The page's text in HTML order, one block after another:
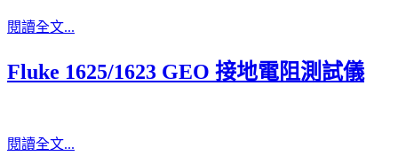
閱讀全文...
Fluke 1625/1623 GEO 接地電阻測試儀
閱讀全文...